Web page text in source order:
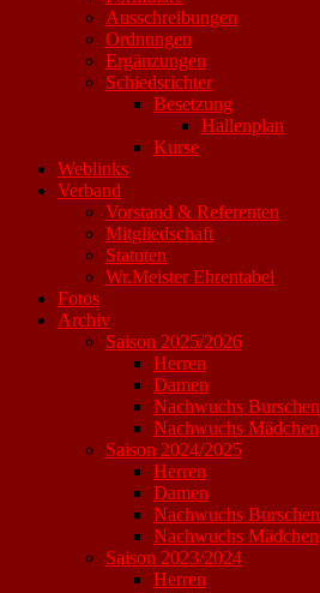
Ausschreibungen
Ordnungen
Ergänzungen
Schiedsrichter
Besetzung
Hallenplan
Kurse
Weblinks
Verband
Vorstand & Referenten
Mitgliedschaft
Statuten
Wr.Meister Ehrentabel
Fotos
Archiv
Saison 2025/2026
Herren
Damen
Nachwuchs Burschen
Nachwuchs Mädchen
Saison 2024/2025
Herren
Damen
Nachwuchs Burschen
Nachwuchs Mädchen
Saison 2023/2024
Herren